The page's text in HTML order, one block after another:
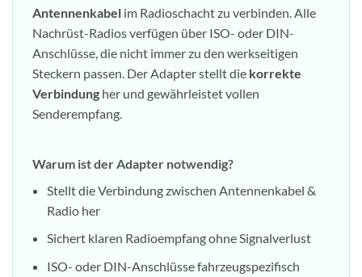
Antennenkabel im Radioschacht zu verbinden. Alle
Nachrüst-Radios verfügen über ISO- oder DIN-
Anschlüsse, die nicht immer zu den werkseitigen
Steckern passen. Der Adapter stellt die korrekte
Verbindung her und gewährleistet vollen
Senderempfang.
Warum ist der Adapter notwendig?
Stellt die Verbindung zwischen Antennenkabel &
Radio her
Sichert klaren Radioempfang ohne Signalverlust
ISO- oder DIN-Anschlüsse fahrzeugspezifisch